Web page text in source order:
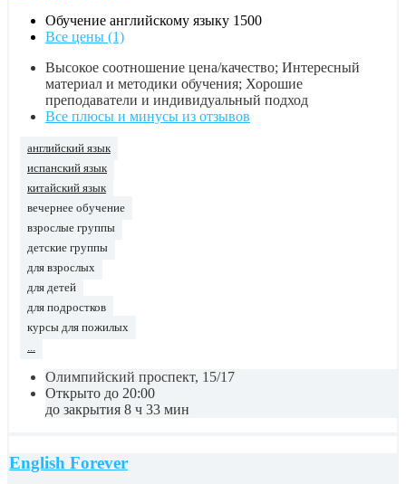
Обучение английскому языку 1500
Все цены (1)
Высокое соотношение цена/качество; Интересный
материал и методики обучения; Хорошие
преподаватели и индивидуальный подход
Все плюсы и минусы из отзывов
английский язык
испанский язык
китайский язык
вечернее обучение
взрослые группы
детские группы
для взрослых
для детей
для подростков
курсы для пожилых
...
Олимпийский проспект, 15/17
Открыто до 20:00
до закрытия 8 ч 33 мин
English Forever